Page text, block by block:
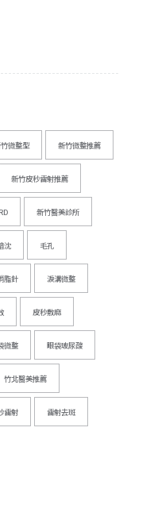
微整型 新竹微整推薦
新竹皮秒雷射推薦
新竹醫美診所
沈 毛孔
脂針 淚溝微整
皮秒敷麻
微整 眼袋玻尿酸
竹北醫美推薦
雷射 雷射去斑